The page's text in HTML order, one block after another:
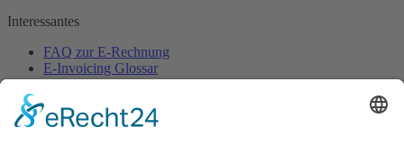
Interessantes
FAQ zur E-Rechnung
E-Invoicing Glossar
Pressebereich
Ansprechpartner
Sekretariat